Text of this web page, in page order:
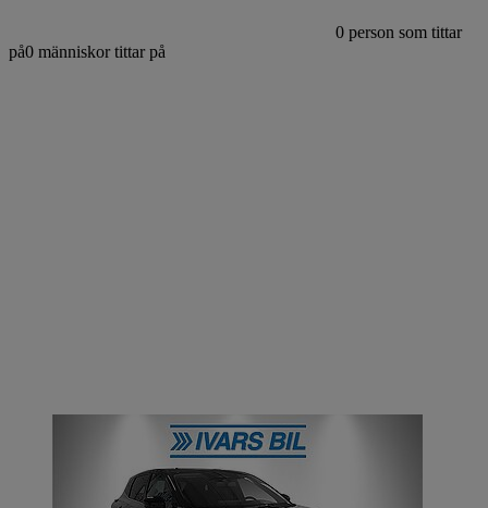
0 person som tittar
på0 människor tittar på